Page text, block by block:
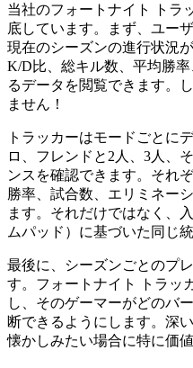
当社のフォートナイト トラ
底しています。まず、ユー
現在のシーズンの進行状況
K/D比、総キル数、平均勝
るデータを閲覧できます。
ません！
トラッカーはモードごとに
ロ、フレンドと2人、3人、
ンスを確認できます。それ
勝率、試合数、エリミネー
ます。それだけではなく、
ムパッド）に基づいた同じ
最後に、シーズンごとのプ
す。フォートナイト トラッ
し、そのゲーマーがどのバ
断できるようにします。深
懐かしみたい場合に特に価値